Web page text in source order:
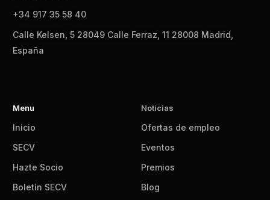
+34 917 35 58 40
Calle Kelsen, 5 28049 Calle Ferraz, 11 28008 Madrid,
España
Menu
Inicio
SECV
Hazte Socio
Boletín SECV
Noticias
Ofertas de empleo
Eventos
Premios
Blog